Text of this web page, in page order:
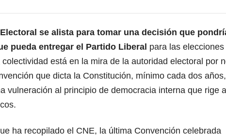
se alista para tomar una decisión que
pueda entregar el Partido Liberal para las elecciones
está en la mira de la autoridad electoral por
que dicta la Constitución, mínimo cada dos años,
vulneración al principio de democracia interna que rige a
ha recopilado el CNE, la última Convención celebrada